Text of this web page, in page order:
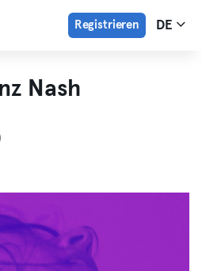
Registrieren DE
Nash